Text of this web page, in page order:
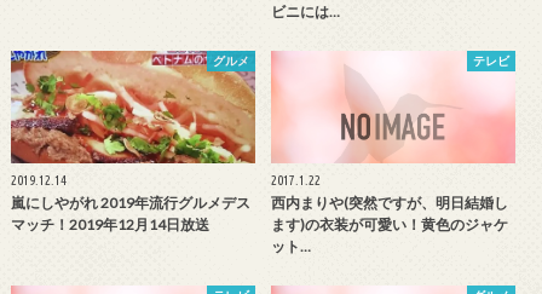
ビニには…
グルメ
2019.12.14
嵐にしやがれ 2019年流行グルメデス
マッチ！2019年12月14日放送
テレビ
2017.1.22
西内まりや(突然ですが、明日結婚し
ます)の衣装が可愛い！黄色のジャケ
ット…